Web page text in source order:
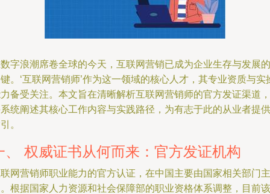
字浪潮席卷全球的今天，互联网营销已成为企业生存与发展的
。‘互联网营销师’作为这一领域的核心人才，其专业资质与实
备受关注。本文旨在清晰解析互联网营销师的官方发证渠道，
统阐述其核心工作内容与实践路径，为有志于此的从业者提供
。
、 权威证书从何而来：官方发证机构
网营销师职业能力的官方认证，在中国主要由国家相关部门主
根据国家人力资源和社会保障部的职业资格体系调整，目前该